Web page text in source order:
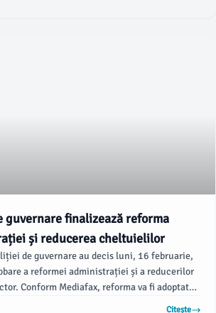
guvernare finalizează reforma
și reducerea cheltuielilor
de guvernare au decis luni, 16 februarie,
a reformei administrației și a reducerilor
Conform Mediafax, reforma va fi adoptată
Citește